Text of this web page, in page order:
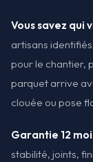
Vous savez qui
artisans
pour le chantier,
parquet arrive
clouée ou pose
Garantie 12
stabilité, joints,